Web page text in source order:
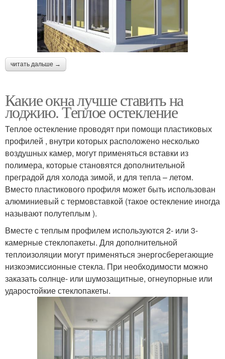
читать дальше →
Какие окна лучше ставить на
лоджию. Теплое остекление
Теплое остекление проводят при помощи пластиковых
профилей , внутри которых расположено несколько
воздушных камер, могут применяться вставки из
полимера, которые становятся дополнительной
преградой для холода зимой, и для тепла – летом.
Вместо пластикового профиля может быть использован
алюминиевый с термовставкой (такое остекление иногда
называют полутеплым ).
Вместе с теплым профилем используются 2- или 3-
камерные стеклопакеты. Для дополнительной
теплоизоляции могут применяться энергосберегающие
низкоэмиссионные стекла. При необходимости можно
заказать солнце- или шумозащитные, огнеупорные или
ударостойкие стеклопакеты.